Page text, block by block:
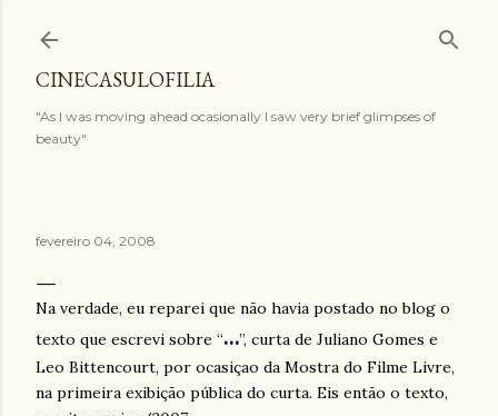
CINECASULOFILIA
"As I was moving ahead ocasionally I saw very brief glimpses of
beauty"
fevereiro 04, 2008
Na verdade, eu reparei que não havia postado no blog o
texto que escrevi sobre “…”, curta de Juliano Gomes e
Leo Bittencourt, por ocasiçao da Mostra do Filme Livre,
na primeira exibição pública do curta. Eis então o texto,